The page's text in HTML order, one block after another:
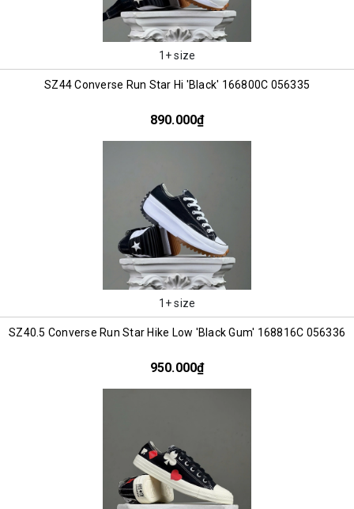
1+ size
SZ44 Converse Run Star Hi 'Black' 166800C 056335
890.000₫
1+ size
SZ40.5 Converse Run Star Hike Low 'Black Gum' 168816C 056336
950.000₫